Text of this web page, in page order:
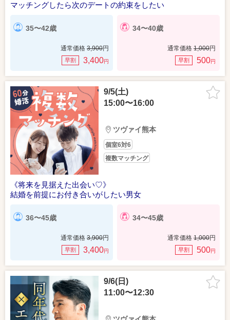
マッチングしたら次のデートの約束をしたい
35〜42歳
通常価格 3,900円
早割 3,400円
34〜40歳
通常価格 1,000円
早割 500円
9/5(土)
15:00〜16:00
ツヴァイ熊本
個室6対6
複数マッチング
《将来を見据えた出会い♡》
結婚を前提にお付き合いがしたい男女
36〜45歳
通常価格 3,900円
早割 3,400円
34〜45歳
通常価格 1,000円
早割 500円
9/6(日)
11:00〜12:30